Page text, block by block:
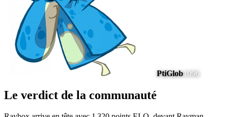
PtiGlob1096
Le verdict de la communauté